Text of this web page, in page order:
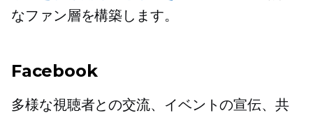
なファン層を構築します。
Facebook
多様な視聴者との交流、イベントの宣伝、共